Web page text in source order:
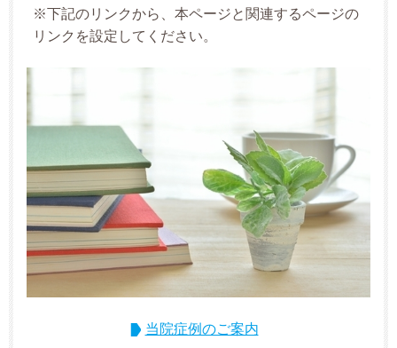
※下記のリンクから、本ページと関連するページの
リンクを設定してください。
当院症例のご案内